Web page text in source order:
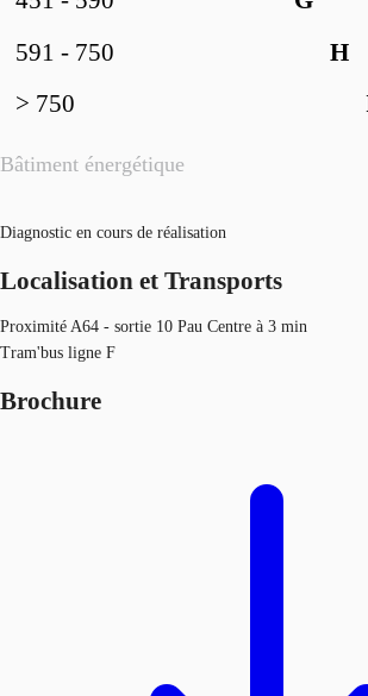
Bâtiment énergétique
H
591 - 750
> 750
Diagnostic en cours de réalisation
Localisation et Transports
Proximité A64 - sortie 10 Pau Centre à 3 min
Tram'bus ligne F
Brochure